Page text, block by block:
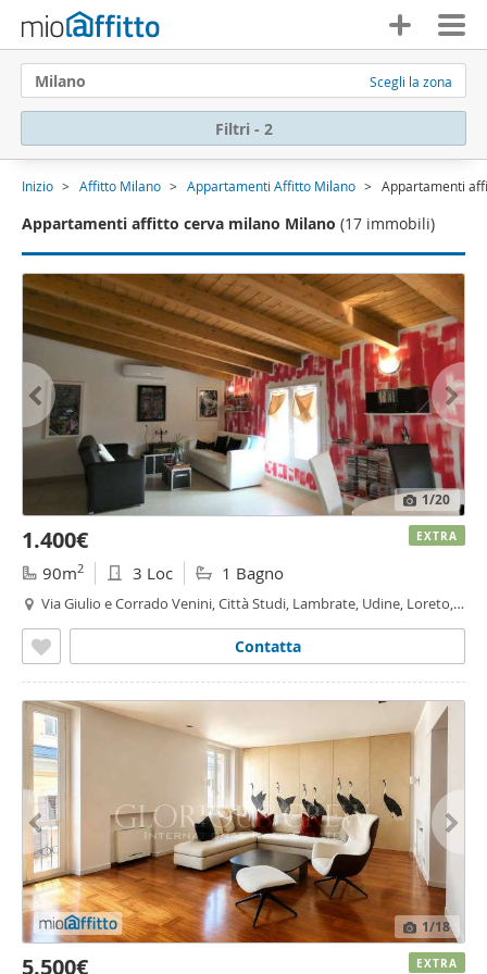
Milano Scegli la zona
Filtri - 2
Inizio Affitto Milano Appartamenti Affitto Milano Appartamenti
Appartamenti affitto cerva milano Milano (17 immobili)
1/20
1.400€
90m2 3 Loc 1 Bagno
Via Giulio e Corrado Venini, Città Studi, Lambrate, Udine, Loreto,
Contatta
EXTRA
1/18
5.500€ EXTRA